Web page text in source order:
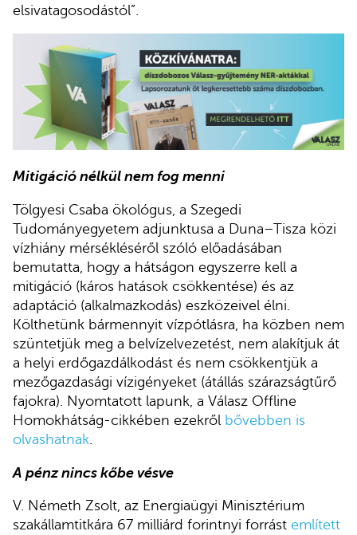
elsivatagosodástól”.
Mitigáció nélkül nem fog menni
Tölgyesi Csaba ökológus, a Szegedi
Tudományegyetem adjunktusa a Duna–Tisza közi
vízhiány mérsékléséről szóló előadásában
bemutatta, hogy a hátságon egyszerre kell a
mitigáció (káros hatások csökkentése) és az
adaptáció (alkalmazkodás) eszközeivel élni.
Költhetünk bármennyit vízpótlásra, ha közben nem
szüntetjük meg a belvízelvezetést, nem alakítjuk át
a helyi erdőgazdálkodást és nem csökkentjük a
mezőgazdasági vízigényeket (átállás szárazságtűrő
fajokra). Nyomtatott lapunk, a Válasz Offline
Homokhátság-cikkében ezekről bővebben is
olvashatnak
A pénz nincs kőbe vésve
V. Németh Zsolt, az Energiaügyi Minisztérium
szakállamtitkára 67 milliárd forintnyi forrást említett